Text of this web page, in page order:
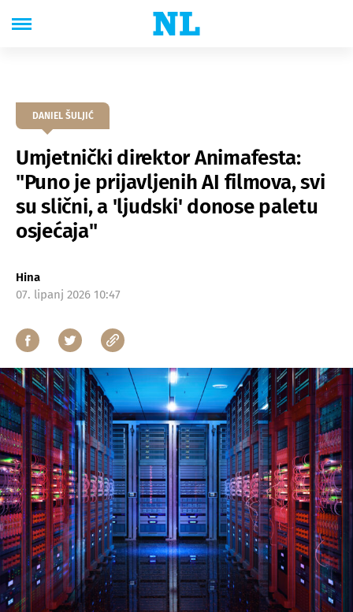
DANIEL ŠULJIĆ
Umjetnički direktor Animafesta:
"Puno je prijavljenih AI filmova, svi
su slični, a 'ljudski' donose paletu
osjećaja"
Hina
07. lipanj 2026 10:47